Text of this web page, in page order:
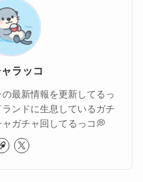
ラッコ
最新情報を更新してるっ
ンドに生息しているガチ
ガチャ回してるっコ💭